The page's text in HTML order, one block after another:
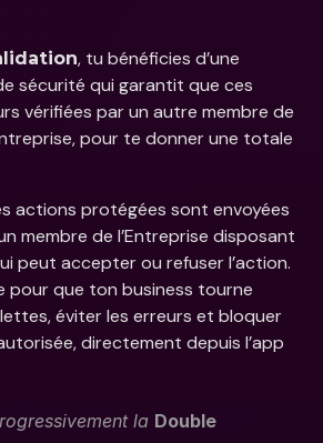
, tu bénéficies d’une
sécurité qui garantit que ces
vérifiées par un autre membre de
pour te donner une totale
actions protégées sont envoyées
membre de l’Entreprise disposant
peut accepter ou refuser l’action.
pour que ton business tourne
éviter les erreurs et bloquer
directement depuis l’app
la Double